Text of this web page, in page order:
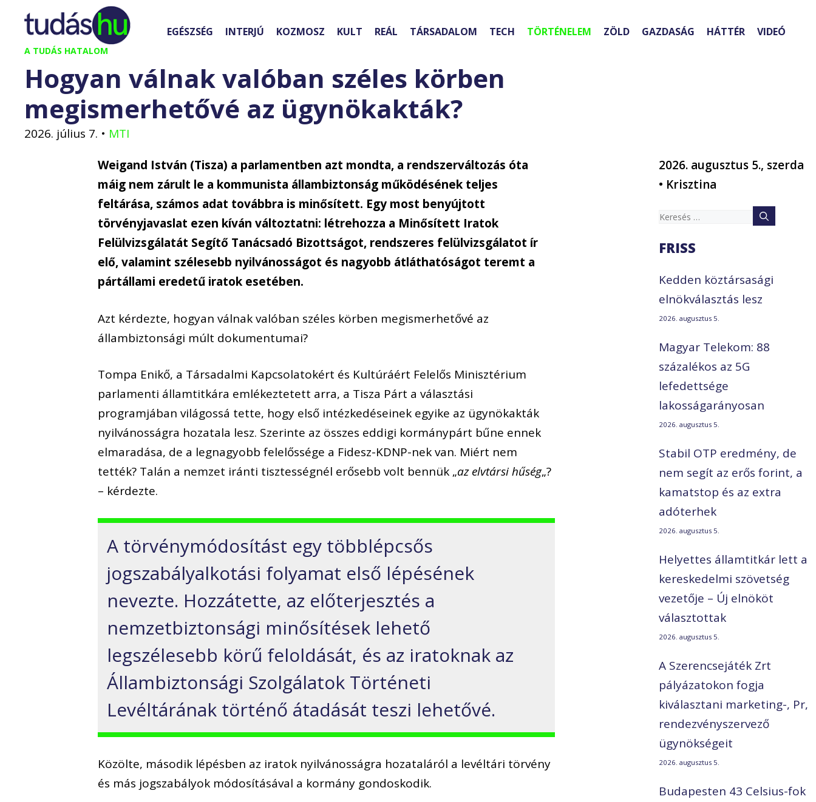
Kilépés
tartalomba
A TUDÁS HATALOM
EGÉSZSÉG INTERJÚ KOZMOSZ KULT REÁL TÁRSADALOM TECH TÖRTÉNELEM ZÖLD GAZDASÁG HÁTTÉR VIDEÓ
Hogyan válnak valóban széles körben
megismerhetővé az ügynökakták?
2026. július 7. • MTI
Weigand István (Tisza) a parlamentben azt mondta, a rendszerváltozás óta
máig nem zárult le a kommunista állambiztonság működésének teljes
feltárása, számos adat továbbra is minősített. Egy most benyújtott
törvényjavaslat ezen kíván változtatni: létrehozza a Minősített Iratok
Felülvizsgálatát Segítő Tanácsadó Bizottságot, rendszeres felülvizsgálatot ír
elő, valamint szélesebb nyilvánosságot és nagyobb átláthatóságot teremt a
pártállami eredetű iratok esetében.
Azt kérdezte, hogyan válnak valóban széles körben megismerhetővé az
állambiztonsági múlt dokumentumai?
Tompa Enikő, a Társadalmi Kapcsolatokért és Kultúráért Felelős Minisztérium
parlamenti államtitkára emlékeztetett arra, a Tisza Párt a választási
programjában világossá tette, hogy első intézkedéseinek egyike az ügynökakták
nyilvánosságra hozatala lesz. Szerinte az összes eddigi kormánypárt bűne ennek
elmaradása, de a legnagyobb felelőssége a Fidesz-KDNP-nek van. Miért nem
tették? Talán a nemzet iránti tisztességnél erősebb volt bennük „az elvtársi hűség„?
– kérdezte.
A törvénymódosítást egy többlépcsős
jogszabályalkotási folyamat első lépésének
nevezte. Hozzátette, az előterjesztés a
nemzetbiztonsági minősítések lehető
legszélesebb körű feloldását, és az iratoknak az
Állambiztonsági Szolgálatok Történeti
Levéltárának történő átadását teszi lehetővé.
Közölte, második lépésben az iratok nyilvánosságra hozataláról a levéltári törvény
és más jogszabályok módosításával a kormány gondoskodik.
2026. augusztus 5., szerda
• Krisztina
Keresés:
FRISS
Kedden köztársasági
elnökválasztás lesz
2026. augusztus 5.
Magyar Telekom: 88
százalékos az 5G
lefedettsége
lakosságarányosan
2026. augusztus 5.
Stabil OTP eredmény, de
nem segít az erős forint, a
kamatstop és az extra
adóterhek
2026. augusztus 5.
Helyettes államtitkár lett a
kereskedelmi szövetség
vezetője – Új elnököt
választottak
2026. augusztus 5.
A Szerencsejáték Zrt
pályázatokon fogja
kiválasztani marketing-, Pr,
rendezvényszervező
ügynökségeit
2026. augusztus 5.
Budapesten 43 Celsius-fok